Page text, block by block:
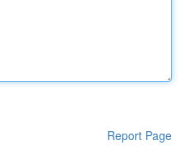
Report Page